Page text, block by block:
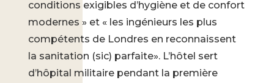
conditions exigibles d’hygiène et de confort
modernes » et « les ingénieurs les plus
compétents de Londres en reconnaissent
la sanitation (sic) parfaite». L’hôtel sert
d’hôpital militaire pendant la première